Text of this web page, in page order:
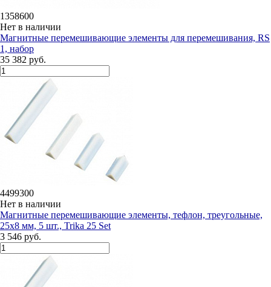
1358600
Нет в наличии
Магнитные перемешивающие элементы для перемешивания, RS
1, набор
35 382 руб.
4499300
Нет в наличии
Магнитные перемешивающие элементы, тефлон, треугольные,
25x8 мм, 5 шт., Trika 25 Set
3 546 руб.